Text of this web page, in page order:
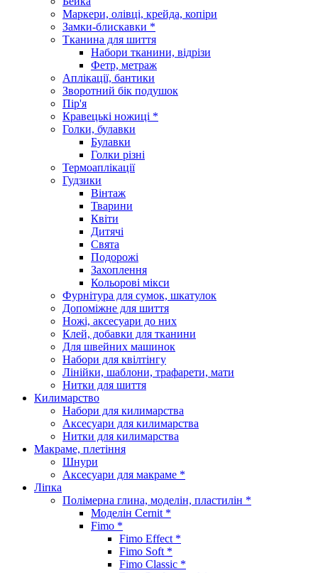
Маркери, олівці, крейда, копіри
Замки-блискавки *
Тканина для шиття
Набори тканини, відрізи
Фетр, метраж
Аплікації, бантики
Зворотний бік подушок
Пір'я
Кравецькі ножиці *
Голки, булавки
Булавки
Голки різні
Термоаплікації
Гудзики
Вінтаж
Тварини
Квіти
Дитячі
Свята
Подорожі
Захоплення
Кольорові мікси
Фурнітура для сумок, шкатулок
Допоміжне для шиття
Ножі, аксесуари до них
Клей, добавки для тканини
Для швейних машинок
Набори для квілтінгу
Лінійки, шаблони, трафарети, мати
Нитки для шиття
Килимарство
Набори для килимарства
Аксесуари для килимарства
Нитки для килимарства
Макраме, плетіння
Шнури
Аксесуари для макраме *
Ліпка
Полімерна глина, моделін, пластилін *
Моделін Cernit *
Fimo *
Fimo Effect *
Fimo Soft *
Fimo Classic *